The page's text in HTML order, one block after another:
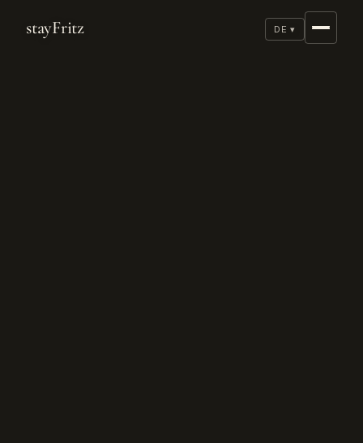
stayFritz DE ▾